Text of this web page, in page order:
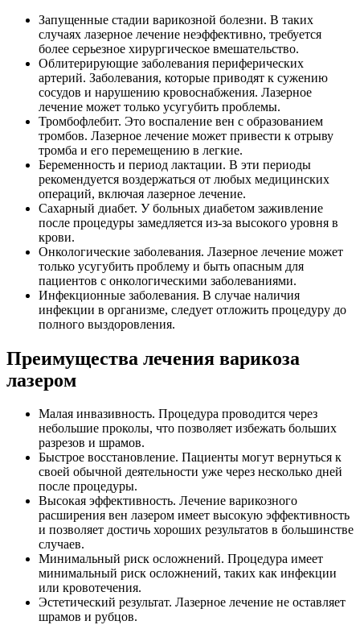
Запущенные стадии варикозной болезни. В таких
случаях лазерное лечение неэффективно, требуется
более серьезное хирургическое вмешательство.
Облитерирующие заболевания периферических
артерий. Заболевания, которые приводят к сужению
сосудов и нарушению кровоснабжения. Лазерное
лечение может только усугубить проблемы.
Тромбофлебит. Это воспаление вен с образованием
тромбов. Лазерное лечение может привести к отрыву
тромба и его перемещению в легкие.
Беременность и период лактации. В эти периоды
рекомендуется воздержаться от любых медицинских
операций, включая лазерное лечение.
Сахарный диабет. У больных диабетом заживление
после процедуры замедляется из-за высокого уровня в
крови.
Онкологические заболевания. Лазерное лечение может
только усугубить проблему и быть опасным для
пациентов с онкологическими заболеваниями.
Инфекционные заболевания. В случае наличия
инфекции в организме, следует отложить процедуру до
полного выздоровления.
Преимущества лечения варикоза
лазером
Малая инвазивность. Процедура проводится через
небольшие проколы, что позволяет избежать больших
разрезов и шрамов.
Быстрое восстановление. Пациенты могут вернуться к
своей обычной деятельности уже через несколько дней
после процедуры.
Высокая эффективность. Лечение варикозного
расширения вен лазером имеет высокую эффективность
и позволяет достичь хороших результатов в большинстве
случаев.
Минимальный риск осложнений. Процедура имеет
минимальный риск осложнений, таких как инфекции
или кровотечения.
Эстетический результат. Лазерное лечение не оставляет
шрамов и рубцов.